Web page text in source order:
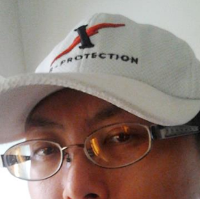
迎學生輔導中心
諮商輔導、社會
生報名參加。